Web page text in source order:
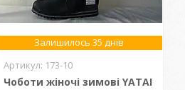
Залишилось 35 днів
173-10
Чоботи жіночі зимові YATAI